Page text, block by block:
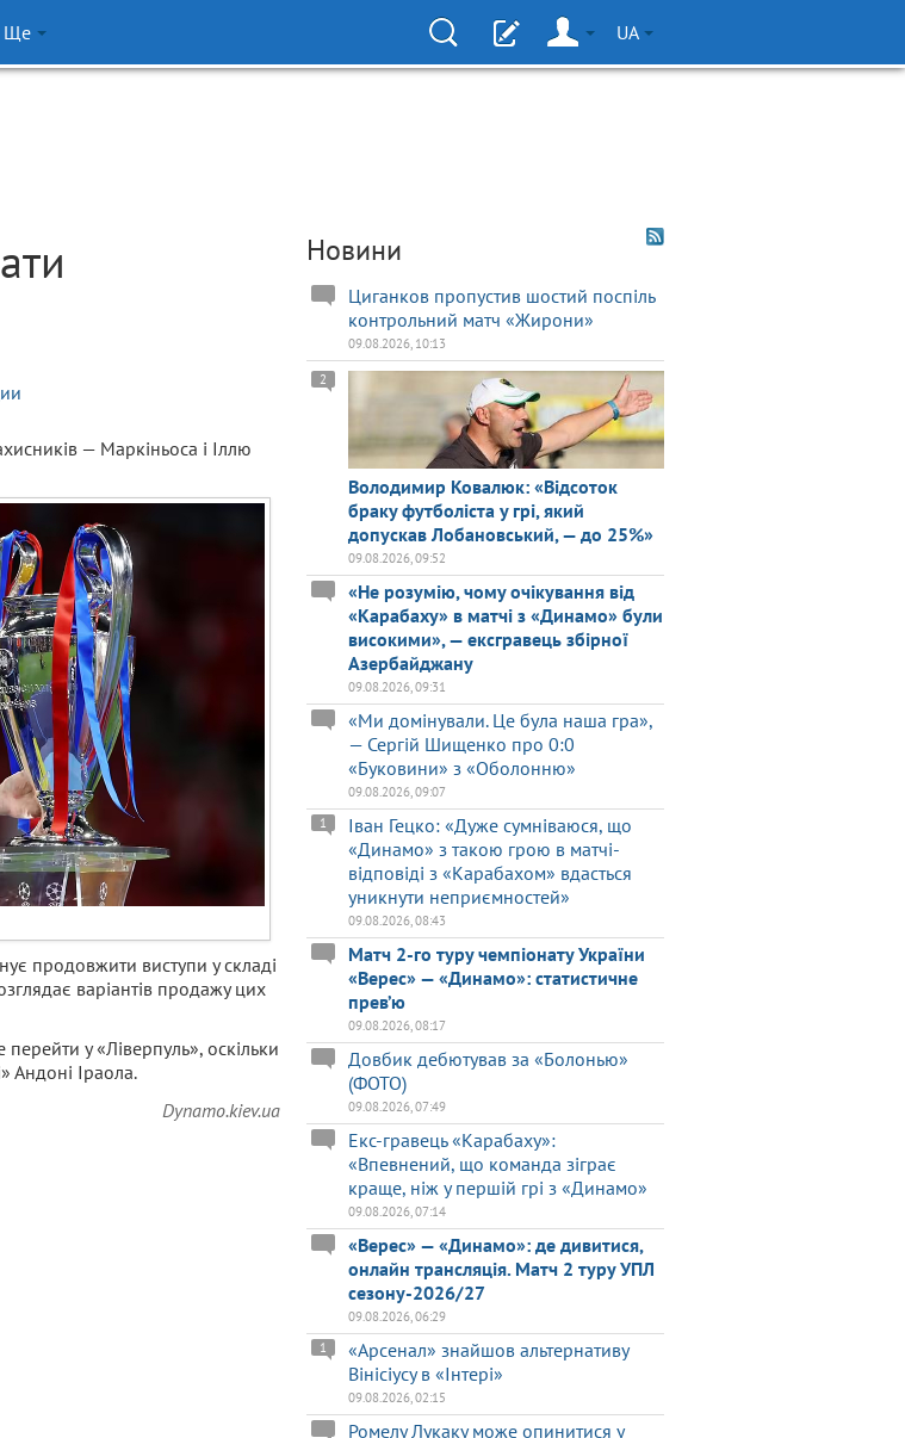
Ще UA
— Маркіньоса і Іллю
продовжити виступи у складі
варіантів продажу цих
у «Ліверпуль», оскільки
Андоні Іраола.
Dynamo.kiev.ua
Новини
Циганков пропустив шостий поспіль
контрольний матч «Жирони»
09.08.2026, 10:13
Володимир Ковалюк: «Відсоток
браку футболіста у грі, який
допускав Лобановський, — до 25%»
2
09.08.2026, 09:52
«Не розумію, чому очікування від
«Карабаху» в матчі з «Динамо» були
високими», — ексгравець збірної
Азербайджану
09.08.2026, 09:31
«Ми домінували. Це була наша гра»,
— Сергій Шищенко про 0:0
«Буковини» з «Оболонню»
09.08.2026, 09:07
Іван Гецко: «Дуже сумніваюся, що
«Динамо» з такою грою в матчі-
відповіді з «Карабахом» вдасться
уникнути неприємностей»
1
09.08.2026, 08:43
Матч 2-го туру чемпіонату України
«Верес» — «Динамо»: статистичне
прев’ю
09.08.2026, 08:17
Довбик дебютував за «Болонью»
(ФОТО)
09.08.2026, 07:49
Екс-гравець «Карабаху»:
«Впевнений, що команда зіграє
краще, ніж у першій грі з «Динамо»
09.08.2026, 07:14
«Верес» — «Динамо»: де дивитися,
онлайн трансляція. Матч 2 туру УПЛ
сезону-2026/27
09.08.2026, 06:29
«Арсенал» знайшов альтернативу
Вінісіусу в «Інтері»
1
09.08.2026, 02:15
Ромелу Лукаку може опинитися у